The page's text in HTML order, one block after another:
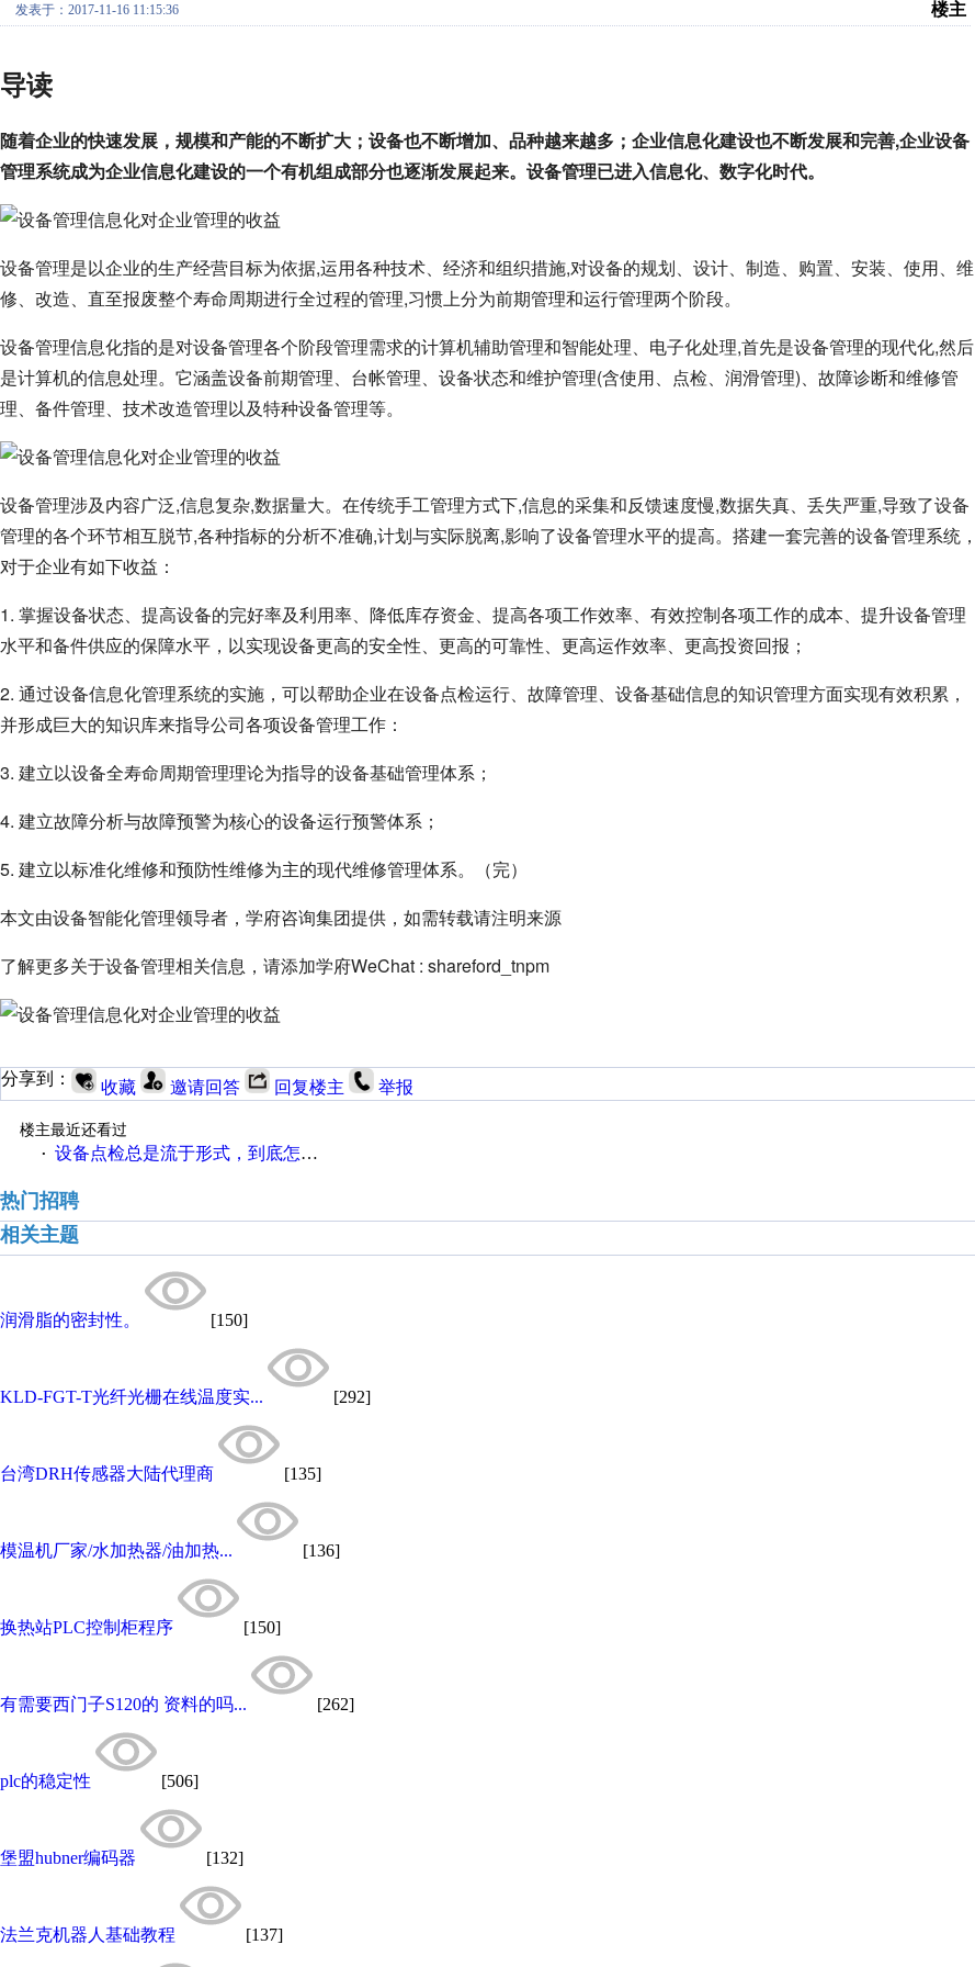
发表于：2017-11-16 11:15:36 楼主
导读
随着企业的快速发展，规模和产能的不断扩大；设备也不断增加、品种越来越多；企业信息化建设也不断发展和完善,企业设备
管理系统成为企业信息化建设的一个有机组成部分也逐渐发展起来。设备管理已进入信息化、数字化时代。
设备管理是以企业的生产经营目标为依据,运用各种技术、经济和组织措施,对设备的规划、设计、制造、购置、安装、使用、维
修、改造、直至报废整个寿命周期进行全过程的管理,习惯上分为前期管理和运行管理两个阶段。
设备管理信息化指的是对设备管理各个阶段管理需求的计算机辅助管理和智能处理、电子化处理,首先是设备管理的现代化,然后
是计算机的信息处理。它涵盖设备前期管理、台帐管理、设备状态和维护管理(含使用、点检、润滑管理)、故障诊断和维修管
理、备件管理、技术改造管理以及特种设备管理等。
设备管理涉及内容广泛,信息复杂,数据量大。在传统手工管理方式下,信息的采集和反馈速度慢,数据失真、丢失严重,导致了设备
管理的各个环节相互脱节,各种指标的分析不准确,计划与实际脱离,影响了设备管理水平的提高。搭建一套完善的设备管理系统，
对于企业有如下收益：
1. 掌握设备状态、提高设备的完好率及利用率、降低库存资金、提高各项工作效率、有效控制各项工作的成本、提升设备管理
水平和备件供应的保障水平，以实现设备更高的安全性、更高的可靠性、更高运作效率、更高投资回报；
2. 通过设备信息化管理系统的实施，可以帮助企业在设备点检运行、故障管理、设备基础信息的知识管理方面实现有效积累，
并形成巨大的知识库来指导公司各项设备管理工作：
3. 建立以设备全寿命周期管理理论为指导的设备基础管理体系；
4. 建立故障分析与故障预警为核心的设备运行预警体系；
5. 建立以标准化维修和预防性维修为主的现代维修管理体系。（完）
本文由设备智能化管理领导者，学府咨询集团提供，如需转载请注明来源
了解更多关于设备管理相关信息，请添加学府WeChat : shareford_tnpm
分享到： 收藏 邀请回答 回复楼主 举报
楼主最近还看过
· 设备点检总是流于形式，到底怎么办？
热门招聘
相关主题
润滑脂的密封性。 [150]
KLD-FGT-T光纤光栅在线温度实... [292]
台湾DRH传感器大陆代理商 [135]
模温机厂家/水加热器/油加热... [136]
换热站PLC控制柜程序 [150]
有需要西门子S120的 资料的吗... [262]
plc的稳定性 [506]
堡盟hubner编码器 [132]
法兰克机器人基础教程 [137]